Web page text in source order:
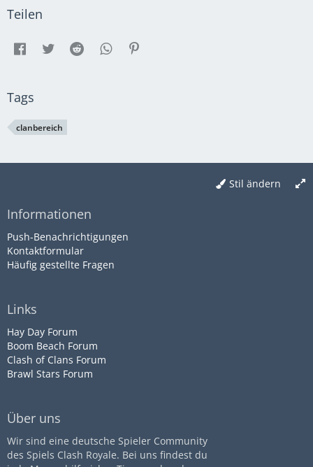
Teilen
Tags
clanbereich
Stil ändern
Informationen
Push-Benachrichtigungen
Kontaktformular
Häufig gestellte Fragen
Links
Hay Day Forum
Boom Beach Forum
Clash of Clans Forum
Brawl Stars Forum
Über uns
Wir sind eine deutsche Spieler Community
des Spiels Clash Royale. Bei uns findest du